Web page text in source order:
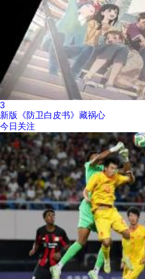
3
新版《防卫白皮书》藏祸心
今日关注